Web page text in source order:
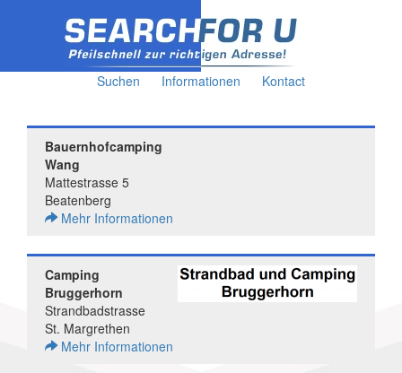
Suchen Informationen Kontact
Bauernhofcamping
Wang
Mattestrasse 5
Beatenberg
Mehr Informationen
Camping
Bruggerhorn
Strandbadstrasse
St. Margrethen
Mehr Informationen